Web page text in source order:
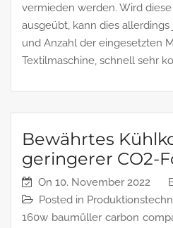
vermieden werden. Wird
ausgeübt, kann dies
und Anzahl der eingesetzten
Textilmaschine, schnell sehr
Bewährtes
geringerer CO2-
On 10. November 2022
Posted in
160w baumüller carbon